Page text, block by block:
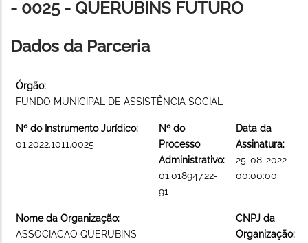
- 0025 - QUERUBINS FUTURO
Dados da Parceria
Órgão:
FUNDO MUNICIPAL DE ASSISTÊNCIA SOCIAL
Nº do Instrumento Jurídico:
01.2022.1011.0025
Nº do
Processo
Administrativo:
01.018947.22-
91
Data da
Assinatura:
25-08-2022
00:00:00
Nome da Organização:
ASSOCIACAO QUERUBINS
CNPJ da
Organização: